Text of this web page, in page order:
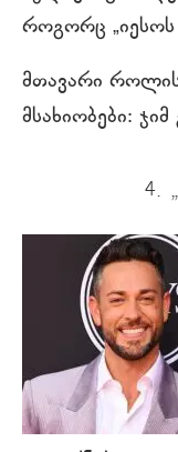
როგორც „იესოს
მთავარი როლის
მსახიობები:
4.